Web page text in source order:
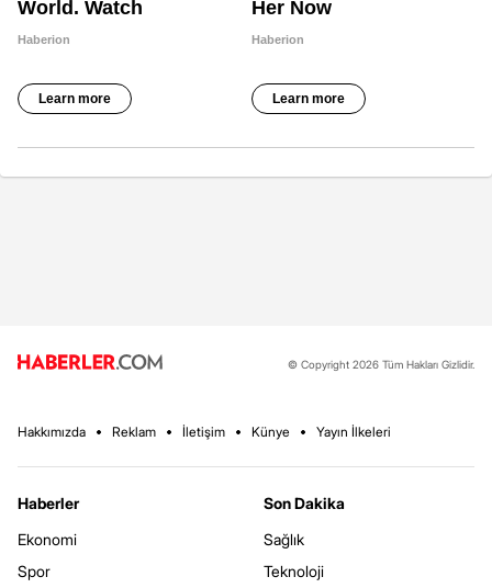
© Copyright 2026 Tüm Hakları Gizlidir.
Hakkımızda Reklam İletişim Künye Yayın İlkeleri
Haberler
Ekonomi
Spor
Son Dakika
Sağlık
Teknoloji